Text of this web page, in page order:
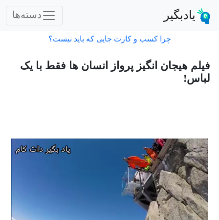
یادبگیر دسته‌ها
چرا کسب و کارت جایی که باید نیست؟
فیلم هیجان انگیز پرواز انسان ها فقط با یک
لباس!